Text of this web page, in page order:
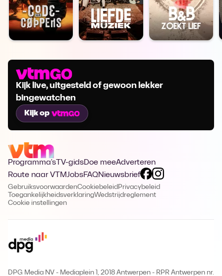
Kijk live, uitgesteld of gewoon lekker
bingewatchen
Kijk op
Programma's TV-gidsDoe meeAdverteren
Route naar VTMJobsFAQNieuwsbrief
GebruiksvoorwaardenCookiebeleid Privacybeleid
ToegankelijkheidsverklaringWedstrijdreglement
Cookie instellingen
DPG Media NV - Mediaplein 1, 2018 Antwerpen - RPR Antwerpen nr.